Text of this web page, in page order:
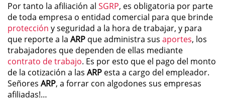
Por tanto la afiliación al SGRP, es obligatoria por parte
de toda empresa o entidad comercial para que brinde
protección y seguridad a la hora de trabajar, y para
que reporte a la ARP que administra sus aportes, los
trabajadores que dependen de ellas mediante
contrato de trabajo. Es por esto que el pago del monto
de la cotización a las ARP esta a cargo del empleador.
Señores ARP, a forrar con algodones sus empresas
afiliadas!…